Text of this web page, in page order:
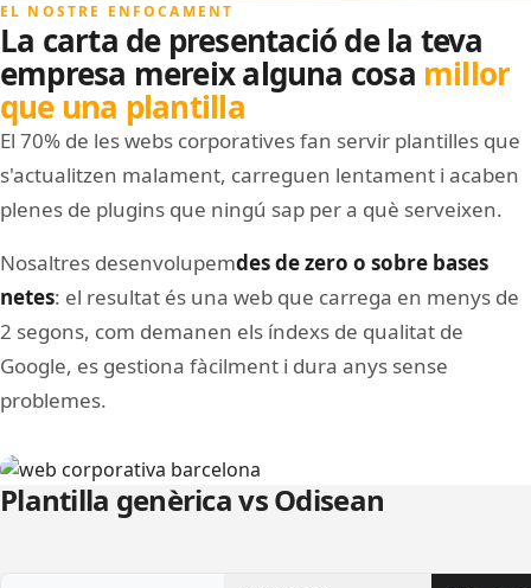
EL NOSTRE ENFOCAMENT
La carta de presentació de la teva
empresa mereix alguna cosa millor
que una plantilla
El 70% de les webs corporatives fan servir plantilles que
s'actualitzen malament, carreguen lentament i acaben
plenes de plugins que ningú sap per a què serveixen.
Nosaltres desenvolupemdes de zero o sobre bases
netes: el resultat és una web que carrega en menys de
2 segons, com demanen els índexs de qualitat de
Google, es gestiona fàcilment i dura anys sense
problemes.
Image
Plantilla genèrica vs Odisean